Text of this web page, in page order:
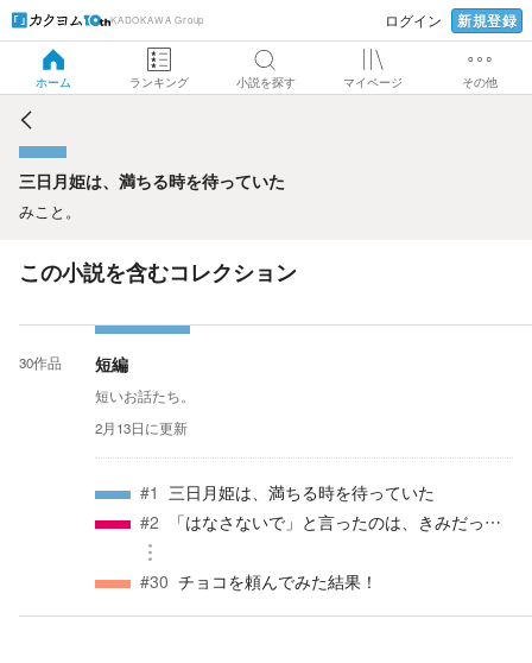
KADOKAWA Group ログイン 新規登録
ホーム ランキング 小説を探す マイページ その他
三日月姫は、満ちる時を待っていた
三日月姫は、満ちる時を待っていた
みこと。
この小説を含むコレクション
30作品 短編
短いお話たち。
2月13日に更新
#1 三日月姫は、満ちる時を待っていた
#2 「はなさないで」と言ったのは、きみだったのに。
#30 チョコを頼んでみた結果！